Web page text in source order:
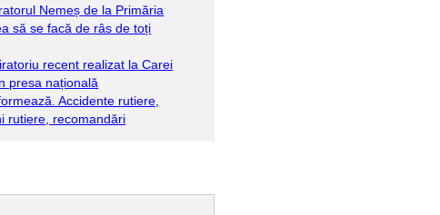
Nemeș de la Primăria
să se facă de râs de toți
recent realizat la Carei
presa națională
Accidente rutiere,
rutiere, recomandări